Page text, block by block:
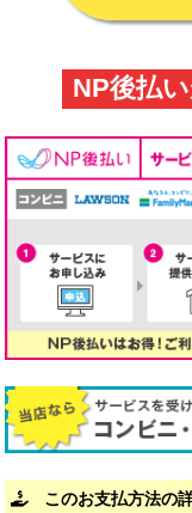
NP後払
このお支払方法の